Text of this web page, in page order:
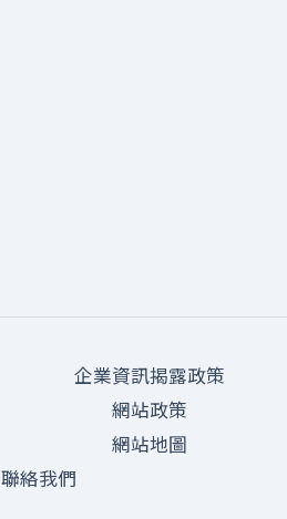
企業資訊揭露政策
網站政策
網站地圖
聯絡我們